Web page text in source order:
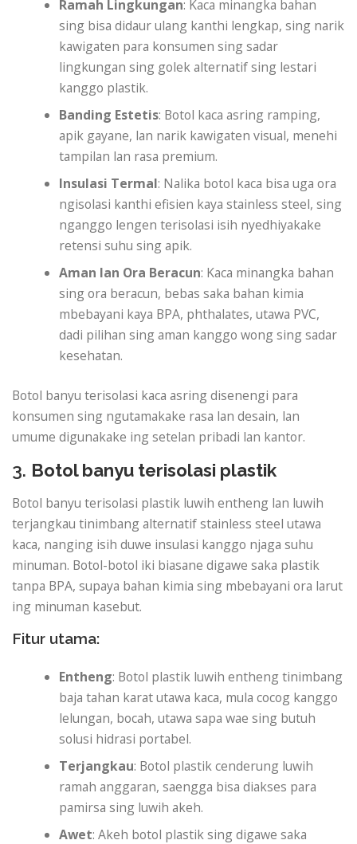
Ramah Lingkungan: Kaca minangka bahan
sing bisa didaur ulang kanthi lengkap, sing narik
kawigaten para konsumen sing sadar
lingkungan sing golek alternatif sing lestari
kanggo plastik.
Banding Estetis: Botol kaca asring ramping,
apik gayane, lan narik kawigaten visual, menehi
tampilan lan rasa premium.
Insulasi Termal: Nalika botol kaca bisa uga ora
ngisolasi kanthi efisien kaya stainless steel, sing
nganggo lengen terisolasi isih nyedhiyakake
retensi suhu sing apik.
Aman lan Ora Beracun: Kaca minangka bahan
sing ora beracun, bebas saka bahan kimia
mbebayani kaya BPA, phthalates, utawa PVC,
dadi pilihan sing aman kanggo wong sing sadar
kesehatan.
Botol banyu terisolasi kaca asring disenengi para
konsumen sing ngutamakake rasa lan desain, lan
umume digunakake ing setelan pribadi lan kantor.
3. Botol banyu terisolasi plastik
Botol banyu terisolasi plastik luwih entheng lan luwih
terjangkau tinimbang alternatif stainless steel utawa
kaca, nanging isih duwe insulasi kanggo njaga suhu
minuman. Botol-botol iki biasane digawe saka plastik
tanpa BPA, supaya bahan kimia sing mbebayani ora larut
ing minuman kasebut.
Fitur utama:
Entheng: Botol plastik luwih entheng tinimbang
baja tahan karat utawa kaca, mula cocog kanggo
lelungan, bocah, utawa sapa wae sing butuh
solusi hidrasi portabel.
Terjangkau: Botol plastik cenderung luwih
ramah anggaran, saengga bisa diakses para
pamirsa sing luwih akeh.
Awet: Akeh botol plastik sing digawe saka